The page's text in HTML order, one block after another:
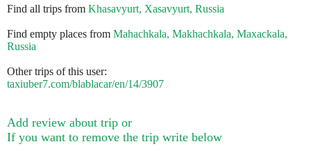
Find all trips from Khasavyurt, Xasavyurt, Russia
Find empty places from Mahachkala, Makhachkala, Maxackala,
Russia
Other trips of this user:
taxiuber7.com/blablacar/en/14/3907
Add review about trip or
If you want to remove the trip write below